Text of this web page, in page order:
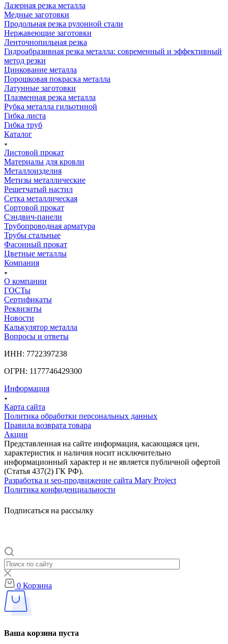
Лазерная резка металла
Медные заготовки
Продольная резка рулонной стали
Нержавеющие заготовки
Ленточнопильная резка
Гидроабразивная резка металла: современный и эффективный
метод резки
Цинкование металла
Порошковая покраска металла
Латунные заготовки
Плазменная резка металла
Рубка металла гильотиной
Гибка листа
Гибка труб
Каталог
Листовой прокат
Материалы для кровли
Металлоизделия
Метизы металлические
Решетчатый настил
Сетка металлическая
Сортовой прокат
Сэндвич-панели
Трубопроводная арматура
Трубы стальные
Фасонный прокат
Цветные металлы
Компания
О компании
ГОСТы
Сертификаты
Реквизиты
Новости
Калькулятор металла
Вопросы и ответы
ИНН: 7722397238
ОГРН: 1177746429300
Информация
Карта сайта
Политика обработки персональных данных
Правила возврата товара
Акции
Представленная на сайте информация, касающаяся цен,
характеристик и наличия носит исключительно
информационный характер и не является публичной офертой
(Статья 437(2) ГК РФ).
Разработка и seo-продвижение сайта Mary Project
Политика конфиденциальности
Подписаться на рассылку
0 Корзина
Ваша корзина пуста